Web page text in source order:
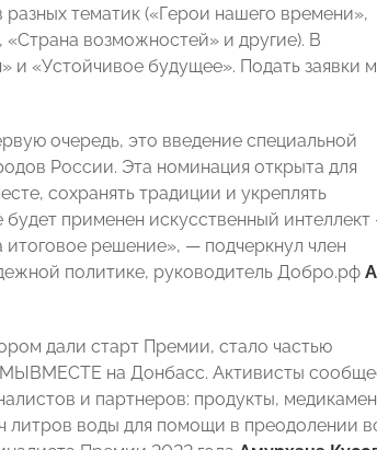
тематик («Герои нашего времени»,
возможностей» и другие). В
«Устойчивое будущее». Подать заявки
очередь, это введение специальной
России. Эта номинация открыта для
сохранять традиции и укреплять
применен искусственный интеллект
решение», — подчеркнул член
политике, руководитель Добро.рф
дали старт Премии, стало частью
на Донбасс. Активисты
и партнеров: продукты,
литров воды для помощи в преодолении